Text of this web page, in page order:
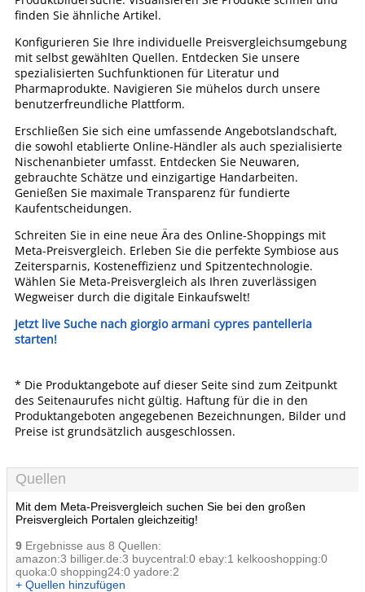
finden Sie ähnliche Artikel.
Konfigurieren Sie Ihre individuelle Preisvergleichsumgebung
mit selbst gewählten Quellen. Entdecken Sie unsere
spezialisierten Suchfunktionen für Literatur und
Pharmaprodukte. Navigieren Sie mühelos durch unsere
benutzerfreundliche Plattform.
Erschließen Sie sich eine umfassende Angebotslandschaft,
die sowohl etablierte Online-Händler als auch spezialisierte
Nischenanbieter umfasst. Entdecken Sie Neuwaren,
gebrauchte Schätze und einzigartige Handarbeiten.
Genießen Sie maximale Transparenz für fundierte
Kaufentscheidungen.
Schreiten Sie in eine neue Ära des Online-Shoppings mit
Meta-Preisvergleich. Erleben Sie die perfekte Symbiose aus
Zeitersparnis, Kosteneffizienz und Spitzentechnologie.
Wählen Sie Meta-Preisvergleich als Ihren zuverlässigen
Wegweiser durch die digitale Einkaufswelt!
Jetzt live Suche nach giorgio armani cypres pantelleria
starten!
* Die Produktangebote auf dieser Seite sind zum Zeitpunkt
des Seitenaurufes nicht gültig. Haftung für die in den
Produktangeboten angegebenen Bezeichnungen, Bilder und
Preise ist grundsätzlich ausgeschlossen.
Quellen
Mit dem Meta-Preisvergleich suchen Sie bei den großen
Preisvergleich Portalen gleichzeitig!
9 Ergebnisse aus 8 Quellen:
amazon:3 billiger.de:3 buycentral:0 ebay:1 kelkooshopping:0
quoka:0 shopping24:0 yadore:2
+ Quellen hinzufügen